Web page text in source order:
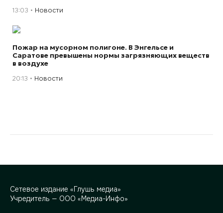
13:03 Новости
Пожар на мусорном полигоне. В Энгельсе и
Саратове превышены нормы загрязняющих веществ
в воздухе
20:13 Новости
Сетевое издание «Глушь медиа»
Учредитель — ООО «Медиа-Инфо»